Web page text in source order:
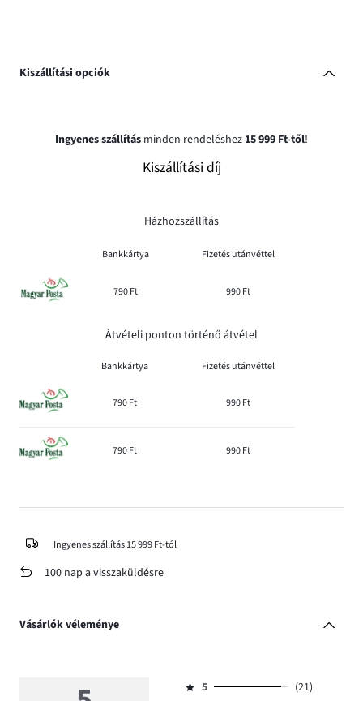
Kiszállítási opciók
Ingyenes szállítás minden rendeléshez 15 999 Ft-től!
Kiszállítási díj
Házhozszállítás
Bankkártya Fizetés utánvéttel
790 Ft 990 Ft
Átvételi ponton történő átvétel
Bankkártya Fizetés utánvéttel
790 Ft 990 Ft
790 Ft 990 Ft
Ingyenes szállítás 15 999 Ft-tól
100 nap a visszaküldésre
Vásárlók véleménye
Osztályzat
5
(21)